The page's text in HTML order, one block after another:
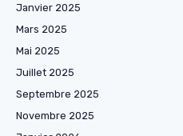
Janvier 2025
Mars 2025
Mai 2025
Juillet 2025
Septembre 2025
Novembre 2025